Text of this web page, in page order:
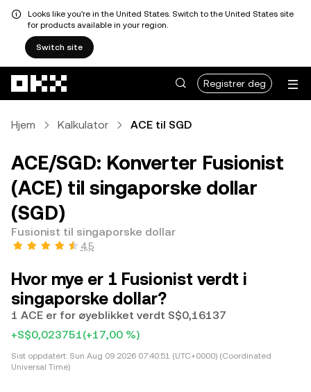
Looks like you're in the United States. Switch to the United States site
for products available in your region.
Switch site
Registrer deg
Hjem Kalkulator ACE til SGD
ACE/SGD: Konverter Fusionist
(ACE) til singaporske dollar
(SGD)
Fusionist til singaporske dollar
4,5
Hvor mye er 1 Fusionist verdt i
singaporske dollar?
1 ACE er for øyeblikket verdt S$0,16137
+S$0,023751(+17,00 %)
Sist oppdatert: Sun Aug 09 2026 07:40:51 (UTC+0000) (Coordinated
Universal Time)